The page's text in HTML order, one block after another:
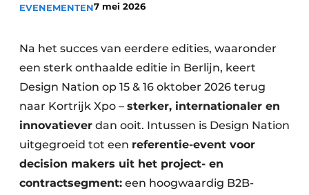
Vacature aanmelden
Video’s
EVENEMENTEN7 mei 2026
Na het succes van eerdere edities, waaronder
een sterk onthaalde editie in Berlijn, keert
Design Nation op 15 & 16 oktober 2026 terug
naar Kortrijk Xpo – sterker, internationaler en
innovatiever dan ooit. Intussen is Design Nation
uitgegroeid tot een referentie-event voor
decision makers uit het project- en
contractsegment: een hoogwaardig B2B-